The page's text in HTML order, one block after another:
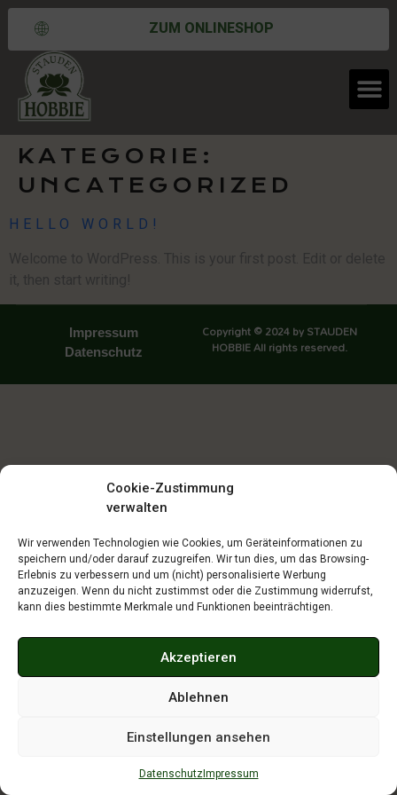
Cookie-Zustimmung
verwalten
Wir verwenden Technologien wie Cookies, um Geräteinformationen zu
speichern und/oder darauf zuzugreifen. Wir tun dies, um das Browsing-
Erlebnis zu verbessern und um (nicht) personalisierte Werbung
anzuzeigen. Wenn du nicht zustimmst oder die Zustimmung widerrufst,
kann dies bestimmte Merkmale und Funktionen beeinträchtigen.
Akzeptieren
Ablehnen
Einstellungen ansehen
DatenschutzImpressum
ZUM ONLINESHOP
KATEGORIE:
UNCATEGORIZED
HELLO WORLD!
Welcome to WordPress. This is your first post. Edit or delete
it, then start writing!
Copyright © 2024 by STAUDEN
HOBBIE All rights reserved.
Impressum
Datenschutz